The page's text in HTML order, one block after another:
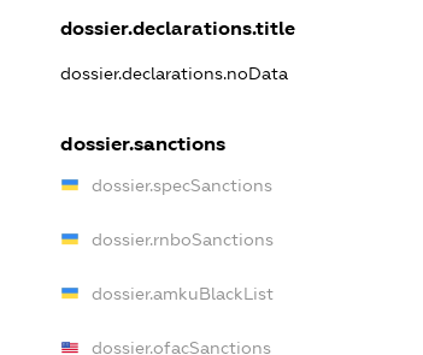
dossier.declarations.title
dossier.declarations.noData
dossier.sanctions
dossier.specSanctions
dossier.rnboSanctions
dossier.amkuBlackList
dossier.ofacSanctions